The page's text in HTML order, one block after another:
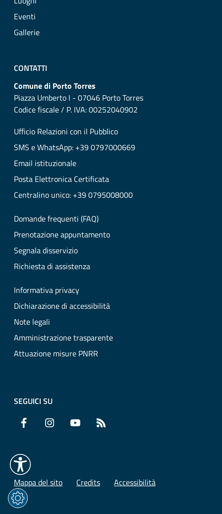
Eventi
Gallerie
CONTATTI
Comune di Porto Torres
Piazza Umberto I - 07046 Porto Torres
Codice fiscale / P. IVA: 00252040902
Ufficio Relazioni con il Pubblico
SMS e WhatsApp: +39 0797000669
Email istituzionale
Posta Elettronica Certificata
Centralino unico: +39 0795008000
Domande frequenti (FAQ)
Prenotazione appuntamento
Segnala disservizio
Richiesta di assistenza
Informativa privacy
Dichiarazione di accessibilità
Note legali
Amministrazione trasparente
Attuazione misure PNRR
SEGUICI SU
Facebook Instagram YouTube
Mappa del sito Credits Accessibilità